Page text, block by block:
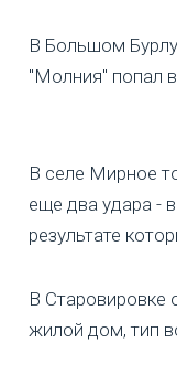
В Большом
"Молния" попал
В селе Мирное
еще два удара -
результате
В Старовировке
жилой дом, тип